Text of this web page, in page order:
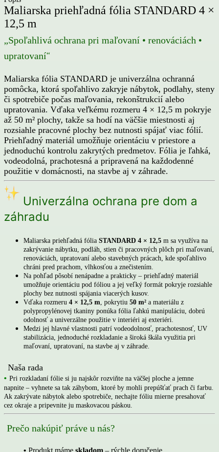
Maliarska priehľadná fólia STANDARD 4 ×
12,5 m
„Spoľahlivá ochrana pri maľovaní • renováciách •
upratovaní“
Maliarska fólia STANDARD je univerzálna ochranná
pomôcka, ktorá spoľahlivo zakryje nábytok, podlahy, steny
či spotrebiče počas maľovania, rekonštrukcií alebo
upratovania. Vďaka veľkému rozmeru 4 × 12,5 m pokryje
až 50 m² plochy, takže sa hodí na väčšie miestnosti aj
rozsiahle pracovné plochy bez nutnosti spájať viac fólií.
Priehľadný materiál umožňuje orientáciu v priestore a
jednoduchú kontrolu zakrytých predmetov. Fólia je ľahká,
vodeodolná, prachotesná a pripravená na každodenné
použitie v domácnosti, na stavbe aj v záhrade.
Univerzálna ochrana pre dom a
záhradu
Maliarska priehľadná fólia STANDARD 4 × 12,5 m sa využíva na
zakrývanie nábytku, podláh, stien či pracovných plôch pri maľovaní,
renováciách, upratovaní alebo stavebných prácach, kde spoľahlivo
chráni pred prachom, vlhkosťou a znečistením.
Na pohľad pôsobí nenápadne a prakticky – priehľadný materiál
umožňuje orientáciu pod fóliou a jej veľký formát pokryje rozsiahle
plochy bez nutnosti spájania viacerých kusov.
Vďaka rozmeru 4 × 12,5 m, pokrytiu 50 m² a materiálu z
polypropylénovej tkaniny ponúka fólia ľahkú manipuláciu, dobrú
odolnosť a univerzálne použitie v interiéri aj exteriéri.
Medzi jej hlavné vlastnosti patrí vodeodolnosť, prachotesnosť, UV
stabilizácia, jednoduché rozkladanie a široká škála využitia pri
maľovaní, upratovaní, na stavbe aj v záhrade.
Naša rada
• Pri rozkladaní fólie si ju najskôr rozviňte na väčšej ploche a jemne
napnite – vyhnete sa tak záhybom, ktoré by mohli prepúšťať prach či farbu.
Ak zakrývate nábytok alebo spotrebiče, nechajte fóliu mierne presahovať
cez okraje a pripevnite ju maskovacou páskou.
Prečo nakúpiť práve u nás?
• Produkt máme skladom – rýchle doručenie